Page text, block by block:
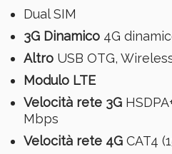
Dual SIM
3G Dinamico 4G
Altro USB OTG,
Modulo LTE
Velocità rete 3G
Mbps
Velocità rete 4G CAT4